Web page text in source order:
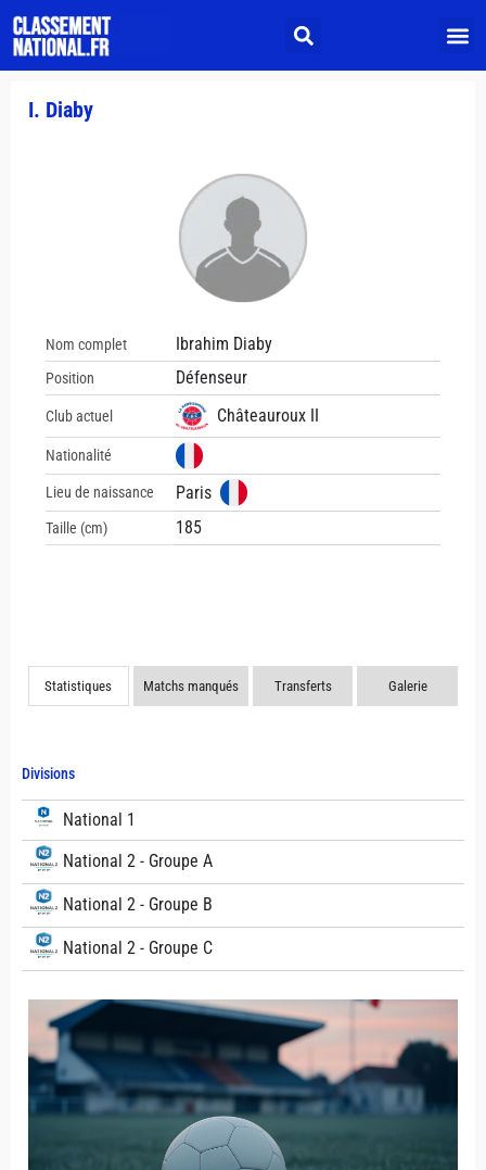
Divisions
National 1
National 2 - Groupe A
National 2 - Groupe B
National 2 - Groupe C
I. Diaby
Nom complet Ibrahim Diaby
Position Défenseur
Club actuel Châteauroux II
Nationalité
Lieu de naissance Paris
Taille (cm) 185
Statistiques Matchs manqués Transferts Galerie